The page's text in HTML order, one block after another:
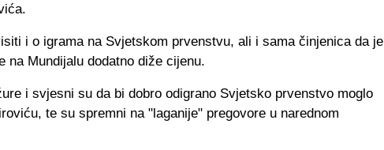
i o igrama na Svjetskom prvenstvu, ali i sama činjenica da je
na Mundijalu dodatno diže cijenu.
i svjesni su da bi dobro odigrano Svjetsko prvenstvo moglo
te su spremni na "laganije" pregovore u narednom